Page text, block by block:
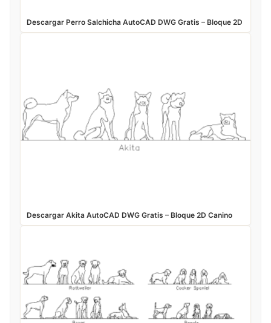
Descargar Perro Salchicha AutoCAD DWG Gratis – Bloque 2D
Descargar Akita AutoCAD DWG Gratis – Bloque 2D Canino